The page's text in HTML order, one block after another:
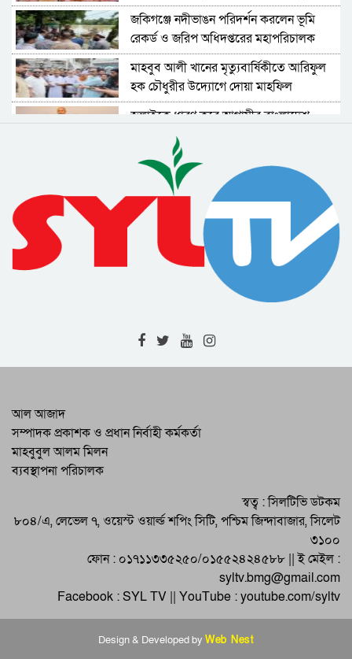
জকিগঞ্জে নদীভাঙন পরিদর্শন করলেন ভূমি
রেকর্ড ও জরিপ অধিদপ্তরের মহাপরিচালক
মাহবুব আলী খানের মৃত্যুবার্ষিকীতে আরিফুল
হক চৌধুরীর উদ্যোগে দোয়া মাহফিল
জুলাইকে ধারণ করে আগামীর বাংলাদেশ
বিনির্মাণ করবে বিএনপি : কাইয়ুম চৌধুরী
গণতান্ত্রিক ধারাবাহিকতা রক্ষার মাধ্যমে সমৃদ্ধ
দেশ গড়া সম্ভব : বাণিজ্য মন্ত্রী
জুলাই গণঅভ্যুত্থান দিবসে জেলা প্রশাসনের
সাংস্কৃতিক অনুষ্ঠান ও পুরস্কার বিতরণী
সিলেট মহানগরীর মাস্টার প্ল্যান বাস্তবায়ন নিয়ে
ঢাকায় উচ্চপর্যায়ের সভা
শাল্লায় বর্ষার পানিতে গোসল করতে নেমে
উন্নয়নের বিকল্প নেই : সিসিক প্রশাসক
নিরাপদ ও বাসযোগ্য নগর গড়তে পর্যাপ্ত
আলোকসজ্জা গুরুত্বপূর্ণ : সিসিক প্রশাসক
আল আজাদ
সম্পাদক প্রকাশক ও প্রধান নির্বাহী কর্মকর্তা
মাহবুবুল আলম মিলন
ব্যবস্থাপনা পরিচালক
স্বত্ব : সিলটিভি ডটকম
৮০৪/এ, লেভেল ৭, ওয়েস্ট ওয়ার্ল্ড শপিং সিটি, পশ্চিম জিন্দাবাজার, সিলেট
৩১০০
ফোন : ০১৭১১৩৩৫২৫০/০১৫৫২৪২৪৫৮৮ || ই মেইল :
syltv.bmg@gmail.com
Facebook : SYL TV || YouTube : youtube.com/syltv
Design & Developed by Web Nest